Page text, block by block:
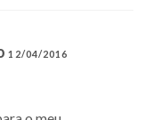
12/04/2016